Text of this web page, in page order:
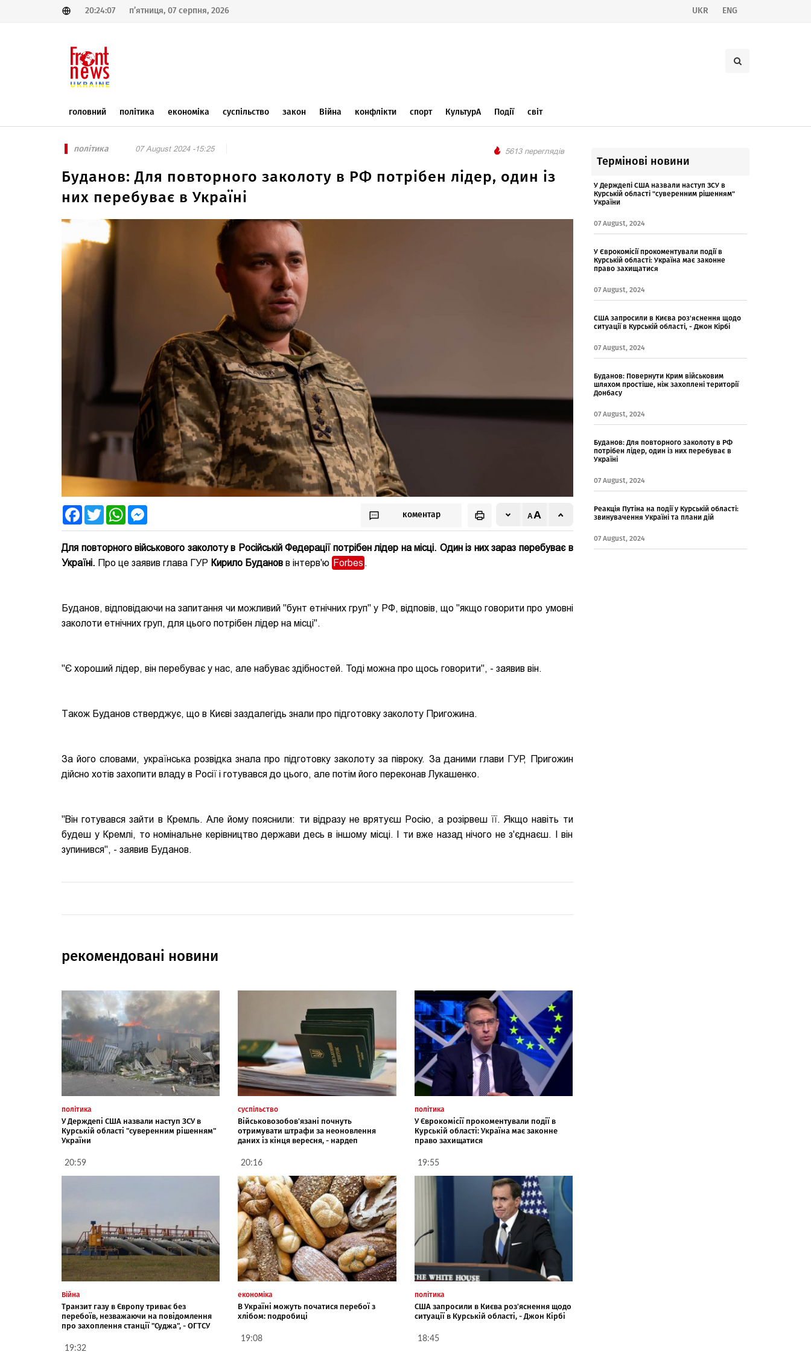
20:24:07 п’ятниця, 07 серпня, 2026 UKR ENG
головний політика економіка суспільство закон Війна конфлікти спорт КультурА Події світ
політика 07 August 2024 -15:25 5613 переглядів
Буданов: Для повторного заколоту в РФ потрібен лідер, один із
них перебуває в Україні
FacebookTwitter WhatsApp коментар
Для повторного військового заколоту в Російській Федерації потрібен лідер на місці. Один із них зараз перебуває в
Україні. Про це заявив глава ГУР Кирило Буданов в інтерв'ю Forbes .
Буданов, відповідаючи на запитання чи можливий "бунт етнічних груп" у РФ, відповів, що "якщо говорити про умовні
заколоти етнічних груп, для цього потрібен лідер на місці".
"Є хороший лідер, він перебуває у нас, але набуває здібностей. Тоді можна про щось говорити", - заявив він.
Також Буданов стверджує, що в Києві заздалегідь знали про підготовку заколоту Пригожина.
За його словами, українська розвідка знала про підготовку заколоту за півроку. За даними глави ГУР, Пригожин
дійсно хотів захопити владу в Росії і готувався до цього, але потім його переконав Лукашенко.
"Він готувався зайти в Кремль. Але йому пояснили: ти відразу не врятуєш Росію, а розірвеш її. Якщо навіть ти
будеш у Кремлі, то номінальне керівництво держави десь в іншому місці. І ти вже назад нічого не з'єднаєш. І він
зупинився", - заявив Буданов.
рекомендовані новини
політика
У Держдепі США назвали наступ ЗСУ в
Курській області "суверенним рішенням"
України
20:59
суспільство
Військовозобов'язані почнуть
отримувати штрафи за неоновлення
даних із кінця вересня, - нардеп
20:16
політика
У Єврокомісії прокоментували події в
Курській області: Україна має законне
право захищатися
19:55
Війна
Транзит газу в Європу триває без
перебоїв, незважаючи на повідомлення
про захоплення станції "Суджа", - ОГТСУ
19:32
економіка
В Україні можуть початися перебої з
хлібом: подробиці
19:08
політика
США запросили в Києва роз'яснення щодо
ситуації в Курській області, - Джон Кірбі
18:45
Термінові новини
У Держдепі США назвали наступ ЗСУ в
Курській області "суверенним рішенням"
України
07 August, 2024
У Єврокомісії прокоментували події в
Курській області: Україна має законне
право захищатися
07 August, 2024
США запросили в Києва роз'яснення щодо
ситуації в Курській області, - Джон Кірбі
07 August, 2024
Буданов: Повернути Крим військовим
шляхом простіше, ніж захоплені території
Донбасу
07 August, 2024
Буданов: Для повторного заколоту в РФ
потрібен лідер, один із них перебуває в
Україні
07 August, 2024
Реакція Путіна на події у Курській області:
звинувачення Україні та плани дій
07 August, 2024